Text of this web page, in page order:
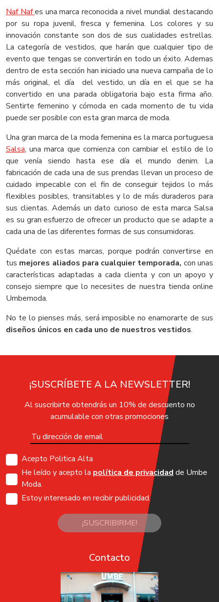
Naf Nafes una marca reconocida a nivel mundial destacando
por su ropa juvenil, fresca y femenina. Los colores y su
innovación constante son dos de sus cualidades estrellas.
La categoría de vestidos, que harán que cualquier tipo de
evento que tengas se convertirán en todo un éxito. Ademas
dentro de esta sección han iniciado una nueva campaña de lo
más original, el día del vestido, un día en el que se ha
convertido en una parada obligatoria bajo esta firma año.
Sentirte femenino y cómoda en cada momento de tu vida
puede ser posible con esta gran marca de moda.
Una gran marca de la moda femenina es la marca portuguesa
Salsa, una marca que comienza con cambiar el estilo de lo
que venía siendo hasta ese día el mundo denim. La
fabricación de cada una de sus prendas llevan un proceso de
cuidado impecable con el fin de conseguir tejidos lo más
flexibles posibles, transitables y lo de más duraderos para
sus clientas. Además un dato curioso de esta marca Salsa
es su gran esfuerzo de ofrecer un producto que se adapte a
cada una de las diferentes formas de sus consumidoras.
Quédate con estas marcas, porque podrán convertirse en
tus mejores aliados para cualquier temporada, con unas
características adaptadas a cada clienta y con un apoyo y
consejo siempre que lo necesites de nuestra tienda online
Umbemoda.
No te lo pienses más, será imposible no enamorarte de sus
diseños únicos en cada uno de nuestros vestidos.
¡SUSCRÍBETE A LA NEWSLETTER!
Al suscribirte obtendrás un 10% de descuento no
acumulable con otras promociones
Acepto Politica Alta
He leído y acepto la política de privacidad de Umbe
Moda.
Estoy interesado en recibir publicidad.
¡SUSCRIBIRME!
Contacto